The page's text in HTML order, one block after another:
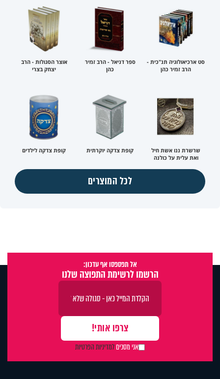
סט ארכיאולוגיה תנ"כית -
הרב זמיר כהן
ספר דניאל - הרב זמיר
כהן
אוצר הסגולות - הרב
יצחק בצרי
שרשרת ננו אשת חיל
ואת עלית על כולנה
קופת צדקה יוקרתית קופת צדקה לילדים
לכל המוצרים
אל תפספסו אף עדכון:
הרשמו לרשימת התפוצה שלנו
אני מסכיםלמדיניות הפרטיות